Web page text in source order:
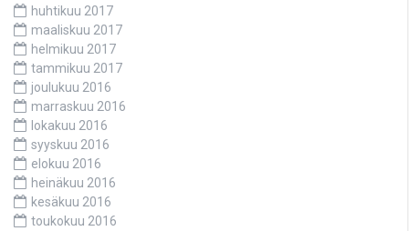
huhtikuu 2017
maaliskuu 2017
helmikuu 2017
tammikuu 2017
joulukuu 2016
marraskuu 2016
lokakuu 2016
syyskuu 2016
elokuu 2016
heinäkuu 2016
kesäkuu 2016
toukokuu 2016